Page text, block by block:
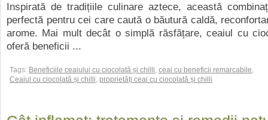
Inspirată de tradițiile culinare aztece, această
perfectă pentru cei care caută o băutură caldă,
arome. Mai mult decât o simplă răsfățare, ceaiul cu
oferă beneficii ...
Tags: Beneficiile ceaiului cu ciocolată și chilli, ceai cu beneficii remarcabile,
Ceaiul cu ciocolată și chilli, proprietăți ceai cu ciocolată și chilli